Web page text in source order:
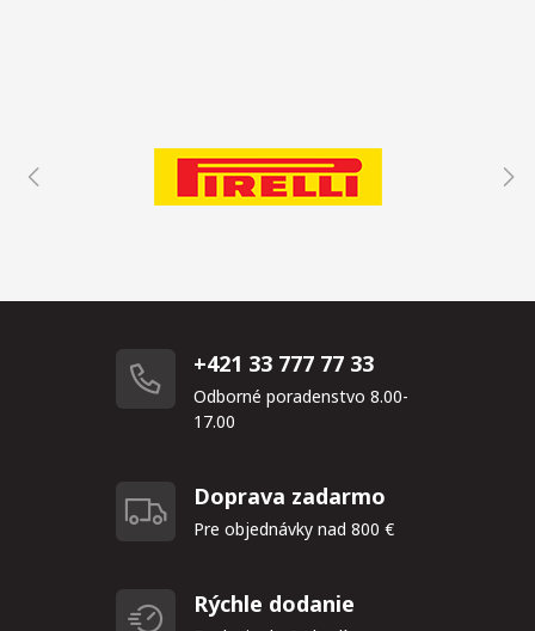
+421 33 777 77 33
Odborné poradenstvo 8.00-
17.00
Doprava zadarmo
Pre objednávky nad 800 €
Rýchle dodanie